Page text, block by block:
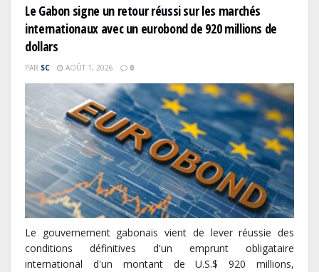
Le Gabon signe un retour réussi sur les marchés
internationaux avec un eurobond de 920 millions de
dollars
PAR SC AOÛT 1, 2026 0
Le gouvernement gabonais vient de lever réussie des
conditions définitives d'un emprunt obligataire
international d'un montant de U.S.$ 920 millions,